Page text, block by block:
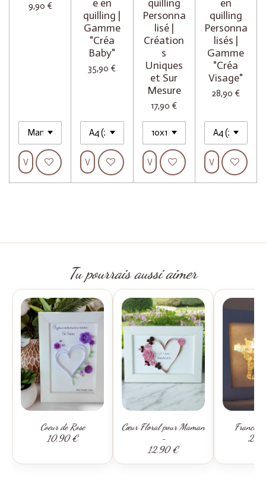
9,90 €
Voir les détails
e en
quilling |
Gamme
"Créa
Baby"
35,90 €
Voir les détails
quilling
Personna
lisé |
Création
s
Uniques
et Sur
Mesure
17,90 €
Voir les détails
en
quilling
Personna
lisés |
Gamme
"Créa
Visage"
28,90 €
Voir les détails
Tu pourrais aussi aimer
Coeur de Rose
10,90 €
Cœur Floral pour Maman
-
12,90 €
France -